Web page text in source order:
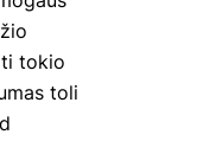
tokio
toli